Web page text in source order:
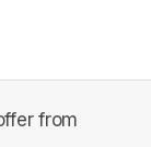
from